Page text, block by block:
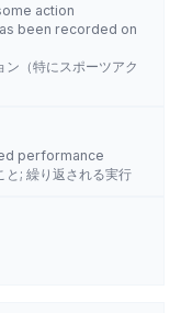
action
been recorded on
ン（特にスポーツアク
performance
と; 繰り返される実行